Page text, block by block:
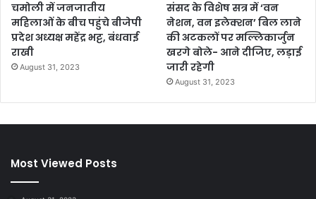
चमोली में जनजातीय
महिलाओं के बीच पहुंचे बीजेपी
प्रदेश अध्यक्ष महेंद्र भट्ट, बंधवाई
राखी
August 31, 2023
संसद के विशेष सत्र में ‘वन
नेशन, वन इलेक्शन’ बिल लाने
की अटकलों पर मल्लिकार्जुन
खरगे बोले- आने दीजिए, लड़ाई
जारी रहेगी
August 31, 2023
Most Viewed Posts